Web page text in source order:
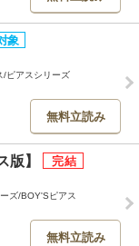
/ピアスシリーズ
無料立読み
版】
ズ/BOY'Sピアス
無料立読み